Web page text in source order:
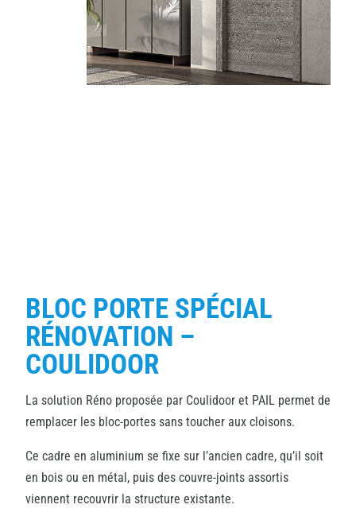
BLOC PORTE SPÉCIAL
RÉNOVATION –
COULIDOOR
La solution Réno proposée par Coulidoor et PAIL permet de
remplacer les bloc-portes sans toucher aux cloisons.
Ce cadre en aluminium se fixe sur l’ancien cadre, qu’il soit
en bois ou en métal, puis des couvre-joints assortis
viennent recouvrir la structure existante.